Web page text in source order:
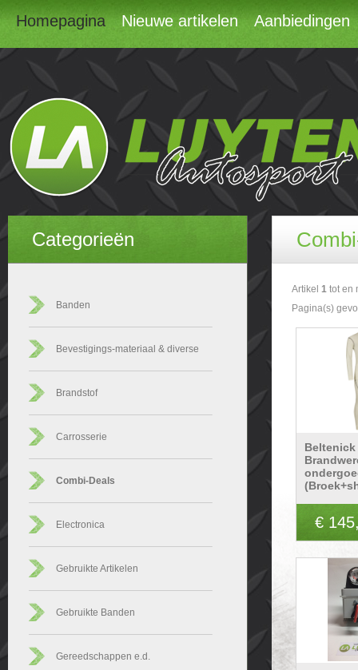
Homepagina Nieuwe artikelen Aanbiedingen
Categorieën
Banden
Bevestigings-materiaal & diverse
Brandstof
Carrosserie
Combi-Deals
Electronica
Gebruikte Artikelen
Gebruikte Banden
Gereedschappen e.d.
Artikel 1 tot en
Pagina(s)
Beltenick
€